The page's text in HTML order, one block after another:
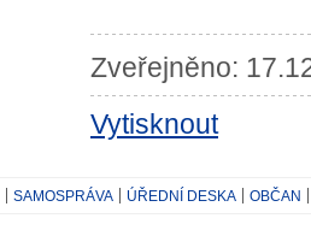
Zveřejněno:
Vytisknout
SAMOSPRÁVA ÚŘEDNÍ DESKA OBČAN